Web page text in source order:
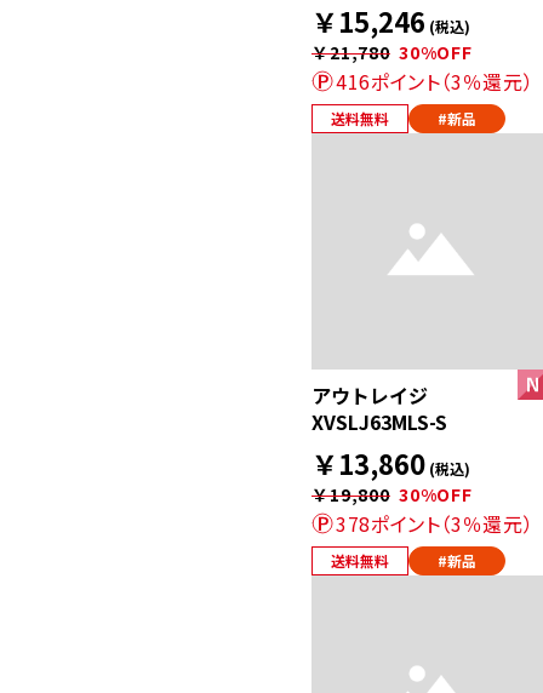
￥15,246 (税込)
￥21,780 30%OFF
416ポイント（3％還元）
送料無料 #新品
アウトレイジ
XVSLJ63MLS-S
￥13,860 (税込)
￥19,800 30%OFF
378ポイント（3％還元）
送料無料 #新品